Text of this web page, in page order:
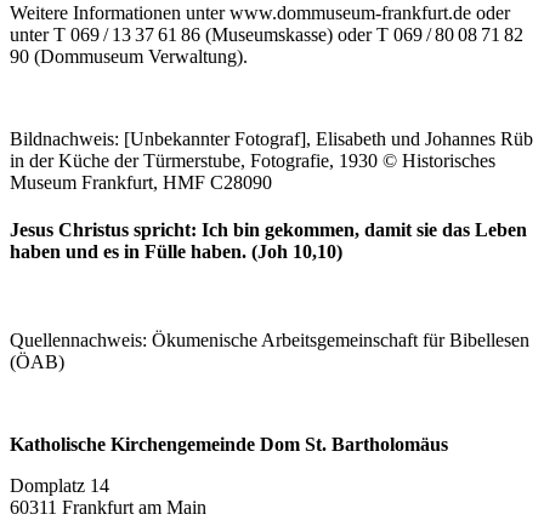
Weitere Informationen unter www.dommuseum-frankfurt.de oder
unter T 069 / 13 37 61 86 (Museumskasse) oder T 069 / 80 08 71 82
90 (Dommuseum Verwaltung).
Bildnachweis: [Unbekannter Fotograf], Elisabeth und Johannes Rüb
in der Küche der Türmerstube, Fotografie, 1930 © Historisches
Museum Frankfurt, HMF C28090
Jesus Christus spricht: Ich bin gekommen, damit sie das Leben
haben und es in Fülle haben. (Joh 10,10)
Quellennachweis: Ökumenische Arbeitsgemeinschaft für Bibellesen
(ÖAB)
Katholische Kirchengemeinde Dom St. Bartholomäus
Domplatz 14
60311 Frankfurt am Main